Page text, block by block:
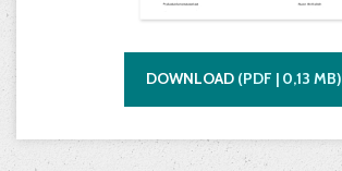
DOWNLOAD (PDF | 0,13 MB)